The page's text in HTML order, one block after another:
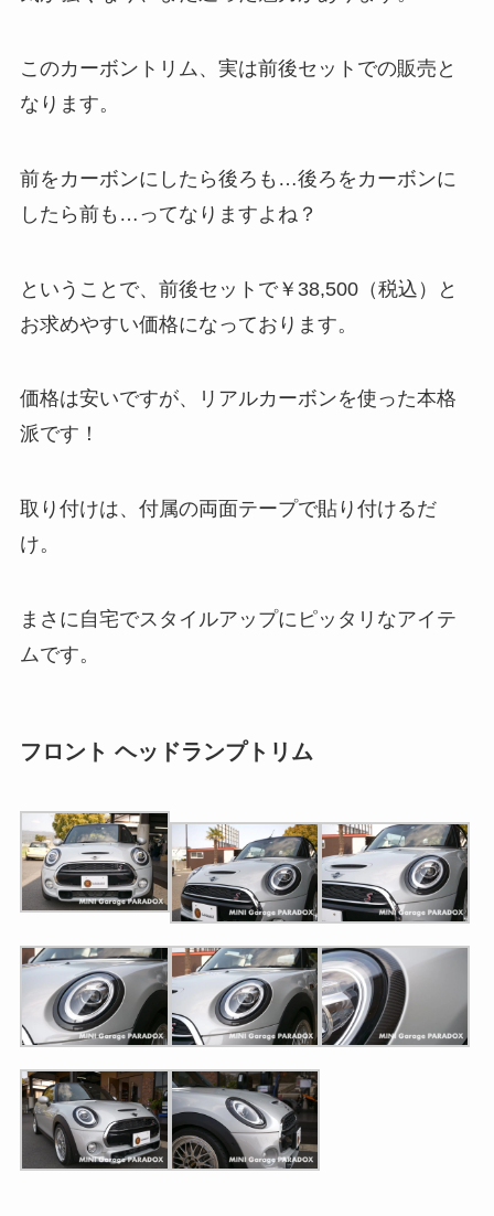
このカーボントリム、実は前後セットでの販売と
なります。
前をカーボンにしたら後ろも…後ろをカーボンに
したら前も…ってなりますよね？
ということで、前後セットで￥38,500（税込）と
お求めやすい価格になっております。
価格は安いですが、リアルカーボンを使った本格
派です！
取り付けは、付属の両面テープで貼り付けるだ
け。
まさに自宅でスタイルアップにピッタリなアイテ
ムです。
フロント ヘッドランプトリム